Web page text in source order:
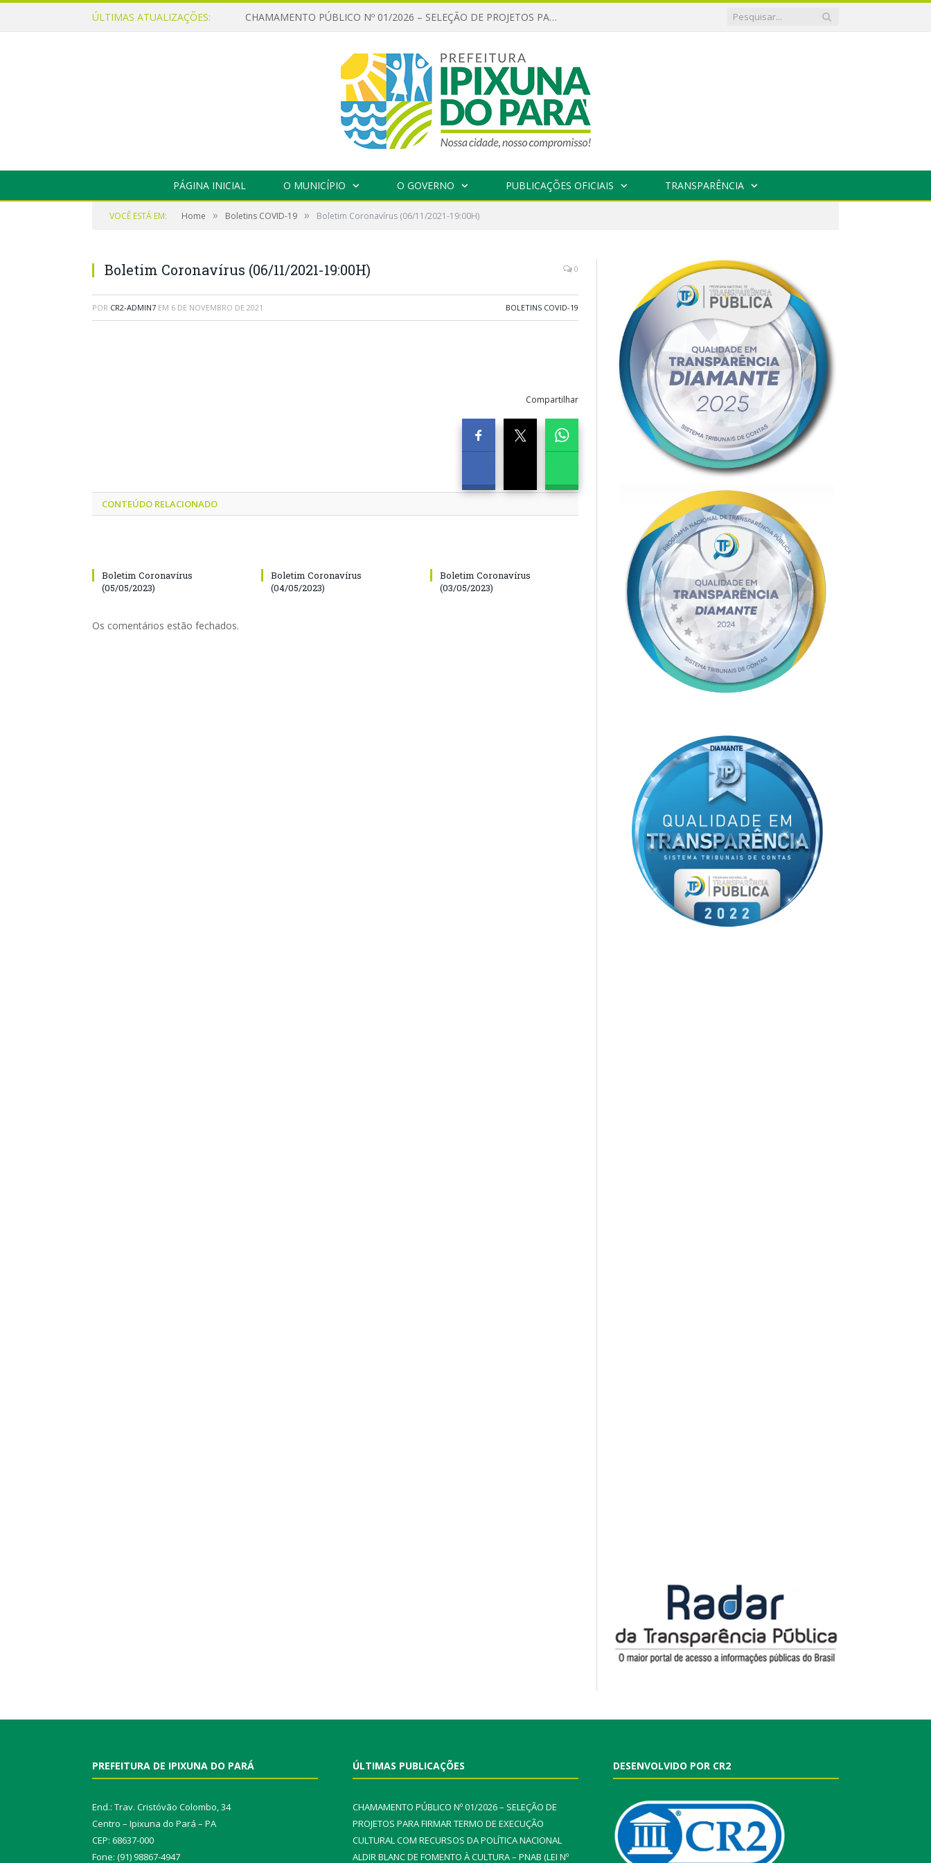
ÚLTIMAS ATUALIZAÇÕES: CHAMAMENTO PÚBLICO Nº 01/2026 – SELEÇÃO DE PROJETOS PARA FIRMAR TERMO DE EXECUÇÃO CULTURAL COM RECURSOS DA POLÍTICA NACIONAL ALDIR BLANC DE FOMENTO À CULTURA – PNAB (LEI Nº 14.399/2022)
PÁGINA INICIAL O MUNICÍPIO O GOVERNO PUBLICAÇÕES OFICIAIS TRANSPARÊNCIA
VOCÊ ESTÁ EM: Home » Boletins COVID-19 » Boletim Coronavírus (06/11/2021-19:00H)
Boletim Coronavírus (06/11/2021-19:00H) 0
POR CR2-ADMIN7 EM 6 DE NOVEMBRO DE 2021 BOLETINS COVID-19
Compartilhar
CONTEÚDO RELACIONADO
Boletim Coronavírus
(05/05/2023)
Boletim Coronavírus
(04/05/2023)
Boletim Coronavírus
(03/05/2023)
Os comentários estão fechados.
PREFEITURA DE IPIXUNA DO PARÁ
End.: Trav. Cristóvão Colombo, 34
Centro – Ipixuna do Pará – PA
CEP: 68637-000
Fone: (91) 98867-4947
ÚLTIMAS PUBLICAÇÕES
CHAMAMENTO PÚBLICO Nº 01/2026 – SELEÇÃO DE
PROJETOS PARA FIRMAR TERMO DE EXECUÇÃO
CULTURAL COM RECURSOS DA POLÍTICA NACIONAL
ALDIR BLANC DE FOMENTO À CULTURA – PNAB (LEI Nº
DESENVOLVIDO POR CR2